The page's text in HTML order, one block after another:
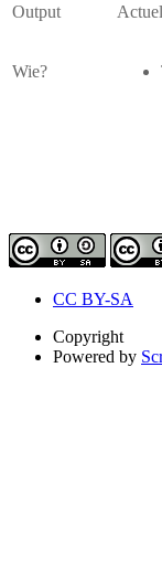
Output
Wie?
CC BY-SA
Copyright
Powered by